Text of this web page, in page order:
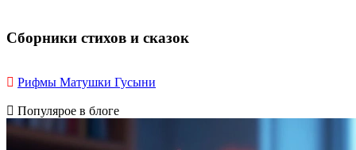
Сборники стихов и сказок
Рифмы Матушки Гусыни
Популярое в блоге